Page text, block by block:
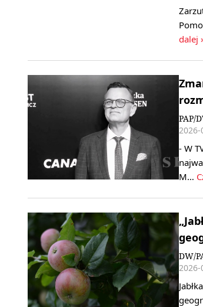
dalej
PAP/
2026-
- W
M…
DW/
2026-